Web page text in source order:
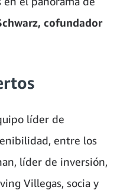
cofundador
líder de
entre los
líder de inversión,
Villegas, socia y